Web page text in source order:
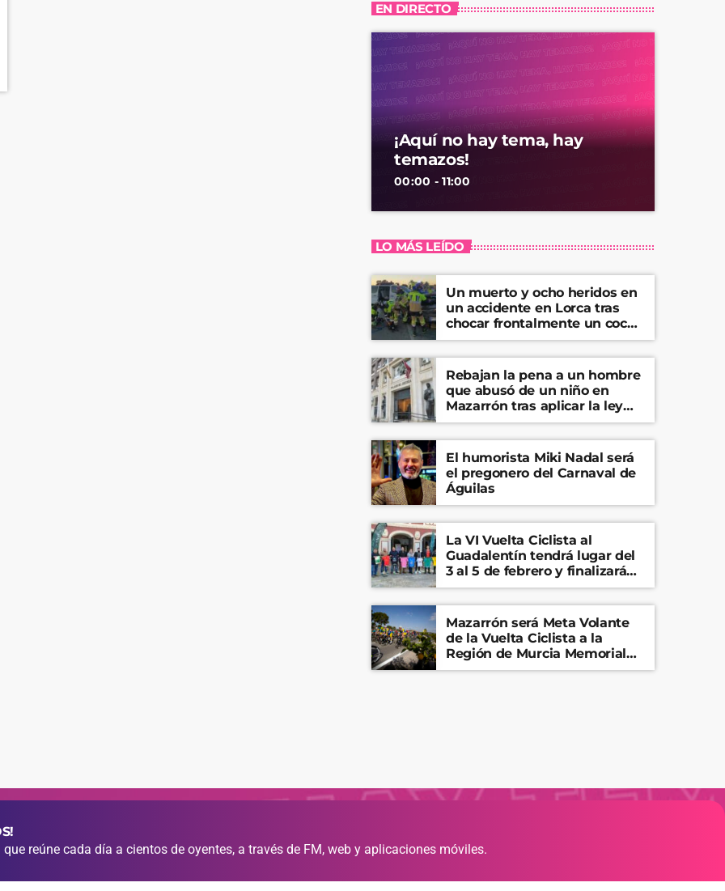
EN DIRECTO
¡Aquí no hay tema, hay
temazos!
00:00 - 11:00
LO MÁS LEÍDO
Un muerto y ocho heridos en
un accidente en Lorca tras
chocar frontalmente un coche
y una furgoneta
Rebajan la pena a un hombre
que abusó de un niño en
Mazarrón tras aplicar la ley
del ‘solo sí es sí’
El humorista Miki Nadal será
el pregonero del Carnaval de
Águilas
La VI Vuelta Ciclista al
Guadalentín tendrá lugar del
3 al 5 de febrero y finalizará
en el Castillo de Lorca
Mazarrón será Meta Volante
de la Vuelta Ciclista a la
Región de Murcia Memorial
Mariano Rojas
reúne cada día a cientos de oyentes, a través de FM, web y aplicaciones móviles.